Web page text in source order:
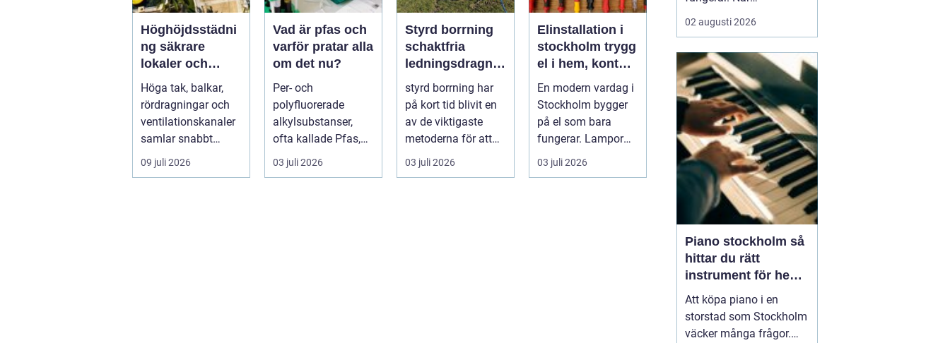
Höghöjdsstädni
ng säkrare
lokaler och
renare
arbetsmiljö
Höga tak, balkar,
rördragningar och
ventilationskanaler
samlar snabbt
damm, smuts och
partiklar. I i...
09 juli 2026
Vad är pfas och
varför pratar alla
om det nu?
Per- och
polyfluorerade
alkylsubstanser,
ofta kallade Pfas,
har gått från att
vara ett okänt
03 juli 2026
Styrd borrning
schaktfria
ledningsdragnin
gar med hög
precision
styrd borrning har
på kort tid blivit en
av de viktigaste
metoderna för att
lägga ner rör och
kablar...
03 juli 2026
Elinstallation i
stockholm trygg
el i hem, kontor
och industri
En modern vardag i
Stockholm bygger
på el som bara
fungerar. Lampor
som tänds när de
ska, trygg strö...
03 juli 2026
tvättmaskinen stannar,
diskmaskinen vägrar
varm märks det direkt i
hela hushållet. Då blir
frågan snabbt hur man
...
02 augusti 2026
Piano stockholm så
hittar du rätt
instrument för hem
och scen
Att köpa piano i en
storstad som Stockholm
väcker många frågor.